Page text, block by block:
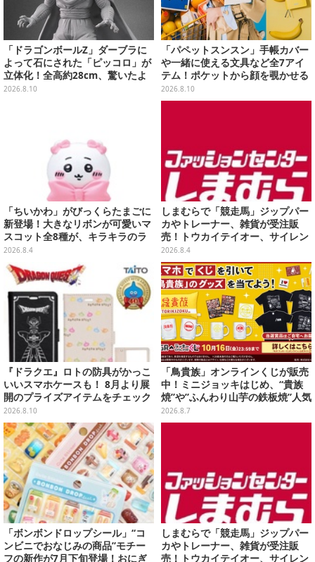
「ドラゴンボールZ」ダーブラに
よって石にされた「ピッコロ」が
立体化！全高約28cm、驚いたよ
うな表情とポーズをそのまま再現
2026.8.10
「パペットスンスン」手帳カバー
や一緒に使える文具など全7アイ
テム！ポケットから顔を覗かせる
スンスンほか遊び心満載のデザイ
ン
2026.8.10
「ちいかわ」がびっくらたまごに
新登場！大きなリボンが可愛いマ
スコット全8種が、キラキラのラ
メ入り入浴剤から飛び出す
2026.8.4
しまむらで「競走馬」ジップパー
カやトレーナー、雑貨が受注販
売！トウカイテイオー、サイレン
ススズカなど名馬5頭をデザイン
2026.8.4
『ドラクエ』ロトの防具がかっこ
いいスマホケースも！ 8月より展
開のプライズアイテムをチェック
2026.8.10
「鳥貴族」オンラインくじが販売
中！ミニジョッキはじめ、“貴族
焼”や”ふんわり山芋の鉄板焼”人気
メニューTシャツなどラインナッ
プ
2026.8.7
「ボンボンドロップシール」“コ
ンビニでおなじみの商品”モチー
フの新作が7月下旬登場！おにぎ
しまむらで「競走馬」ジップパー
カやトレーナー、雑貨が受注販
売！トウカイテイオー、サイレン